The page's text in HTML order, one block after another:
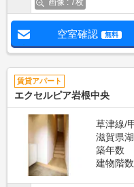
画像 : 7枚
空室確認 無料
賃貸アパート
エクセルピア岩根中央
草津線/
滋賀県
築年数
建物階数